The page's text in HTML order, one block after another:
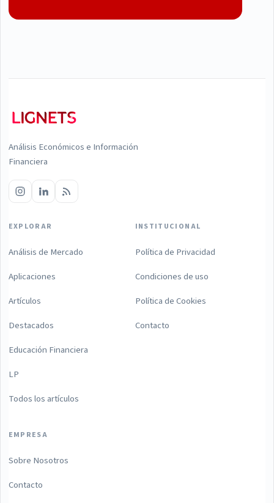
Análisis Económicos e Información
Financiera
EXPLORAR
Análisis de Mercado
Aplicaciones
Artículos
Destacados
Educación Financiera
LP
Todos los artículos
INSTITUCIONAL
Política de Privacidad
Condiciones de uso
Política de Cookies
Contacto
EMPRESA
Sobre Nosotros
Contacto